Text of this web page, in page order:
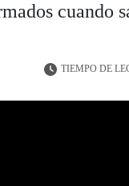
cuando
TIEMPO DE